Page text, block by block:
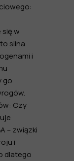
w
silna
i
go
Czy
– związki
i
dlatego